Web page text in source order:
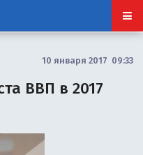
10 января 2017 09:33
ВВП в 2017